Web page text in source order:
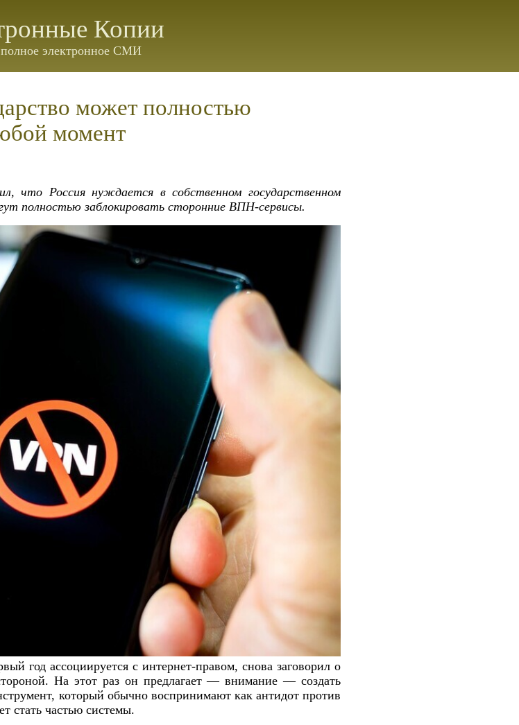
Копии
электронное СМИ
может полностью
момент
что Россия нуждается в собственном государственном
полностью заблокировать сторонние ВПН-сервисы.
год ассоциируется с интернет-правом, снова заговорил о
На этот раз он предлагает — внимание — создать
который обычно воспринимают как антидот против
стать частью системы.